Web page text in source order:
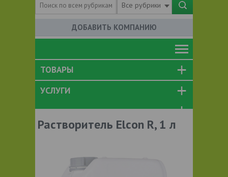
Все рубрики
ДОБАВИТЬ КОМПАНИЮ
ТОВАРЫ
УСЛУГИ
Растворитель Elcon R, 1 л